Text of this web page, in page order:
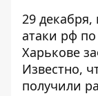
29
атаки рф
Харькове
Известно,
получили